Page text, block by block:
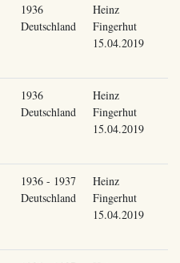
1936
Deutschland
Heinz
Fingerhut
15.04.2019
1936
Deutschland
Heinz
Fingerhut
15.04.2019
1936 - 1937
Deutschland
Heinz
Fingerhut
15.04.2019